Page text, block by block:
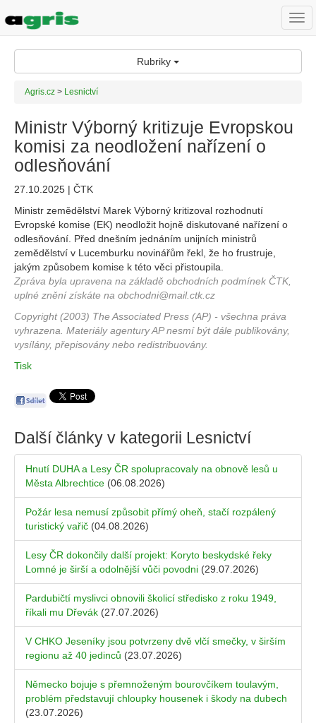
Rubriky
Agris.cz > Lesnictví
Ministr Výborný kritizuje Evropskou
komisi za neodložení nařízení o
odlesňování
27.10.2025 | ČTK
Ministr zemědělství Marek Výborný kritizoval rozhodnutí
Evropské komise (EK) neodložit hojně diskutované nařízení o
odlesňování. Před dnešním jednáním unijních ministrů
zemědělství v Lucemburku novinářům řekl, že ho frustruje,
jakým způsobem komise k této věci přistoupila.
Zpráva byla upravena na základě obchodních podmínek ČTK,
uplné znění získáte na obchodni@mail.ctk.cz
Copyright (2003) The Associated Press (AP) - všechna práva
vyhrazena. Materiály agentury AP nesmí být dále publikovány,
vysílány, přepisovány nebo redistribuovány.
Tisk
Další články v kategorii Lesnictví
Hnutí DUHA a Lesy ČR spolupracovaly na obnově lesů u
Města Albrechtice (06.08.2026)
Požár lesa nemusí způsobit přímý oheň, stačí rozpálený
turistický vařič (04.08.2026)
Lesy ČR dokončily další projekt: Koryto beskydské řeky
Lomné je širší a odolnější vůči povodni (29.07.2026)
Pardubičtí myslivci obnovili školicí středisko z roku 1949,
říkali mu Dřevák (27.07.2026)
V CHKO Jeseníky jsou potvrzeny dvě vlčí smečky, v širším
regionu až 40 jedinců (23.07.2026)
Německo bojuje s přemnoženým bourovčíkem toulavým,
problém představují chloupky housenek i škody na dubech
(23.07.2026)